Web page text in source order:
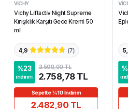
VICHY
Vichy Liftactiv Night Supreme
Kırışıklık Karşıtı Gece Kremi 50
ml
4,9 (7)
%23
indirim
3.599,90 TL
2.758,78 TL
Sepette %10 İndirim
2.482,90 TL
%